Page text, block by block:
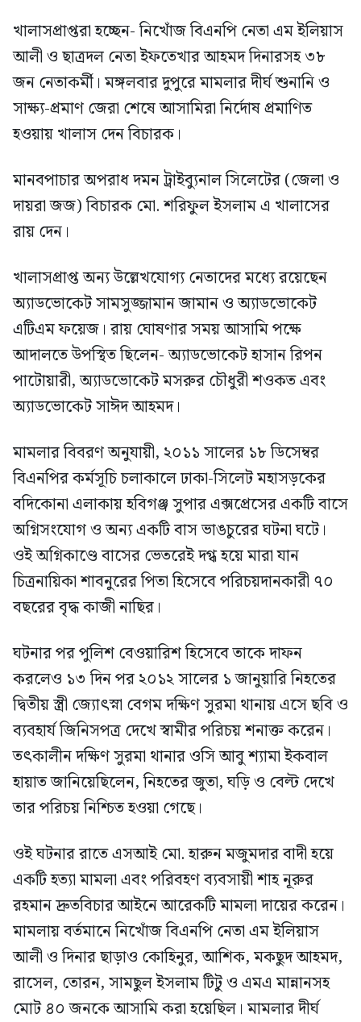
খালাসপ্রাপ্তরা হচ্ছেন- নিখোঁজ বিএনপি নেতা এম ইলিয়াস
আলী ও ছাত্রদল নেতা ইফতেখার আহমদ দিনারসহ ৩৮
জন নেতাকর্মী। মঙ্গলবার দুপুরে মামলার দীর্ঘ শুনানি ও
সাক্ষ্য-প্রমাণ জেরা শেষে আসামিরা নির্দোষ প্রমাণিত
হওয়ায় খালাস দেন বিচারক।
মানবপাচার অপরাধ দমন ট্রাইব্যুনাল সিলেটের (জেলা ও
দায়রা জজ) বিচারক মো. শরিফুল ইসলাম এ খালাসের
রায় দেন।
খালাসপ্রাপ্ত অন্য উল্লেখযোগ্য নেতাদের মধ্যে রয়েছেন
অ্যাডভোকেট সামসুজ্জামান জামান ও অ্যাডভোকেট
এটিএম ফয়েজ। রায় ঘোষণার সময় আসামি পক্ষে
আদালতে উপস্থিত ছিলেন- অ্যাডভোকেট হাসান রিপন
পাটোয়ারী, অ্যাডভোকেট মসরুর চৌধুরী শওকত এবং
অ্যাডভোকেট সাঈদ আহমদ।
মামলার বিবরণ অনুযায়ী, ২০১১ সালের ১৮ ডিসেম্বর
বিএনপির কর্মসূচি চলাকালে ঢাকা-সিলেট মহাসড়কের
বদিকোনা এলাকায় হবিগঞ্জ সুপার এক্সপ্রেসের একটি বাসে
অগ্নিসংযোগ ও অন্য একটি বাস ভাঙচুরের ঘটনা ঘটে।
ওই অগ্নিকাণ্ডে বাসের ভেতরেই দগ্ধ হয়ে মারা যান
চিত্রনায়িকা শাবনুরের পিতা হিসেবে পরিচয়দানকারী ৭০
বছরের বৃদ্ধ কাজী নাছির।
ঘটনার পর পুলিশ বেওয়ারিশ হিসেবে তাকে দাফন
করলেও ১৩ দিন পর ২০১২ সালের ১ জানুয়ারি নিহতের
দ্বিতীয় স্ত্রী জ্যোৎস্না বেগম দক্ষিণ সুরমা থানায় এসে ছবি ও
ব্যবহার্য জিনিসপত্র দেখে স্বামীর পরিচয় শনাক্ত করেন।
তৎকালীন দক্ষিণ সুরমা থানার ওসি আবু শ্যামা ইকবাল
হায়াত জানিয়েছিলেন, নিহতের জুতা, ঘড়ি ও বেল্ট দেখে
তার পরিচয় নিশ্চিত হওয়া গেছে।
ওই ঘটনার রাতে এসআই মো. হারুন মজুমদার বাদী হয়ে
একটি হত্যা মামলা এবং পরিবহণ ব্যবসায়ী শাহ নূরুর
রহমান দ্রুতবিচার আইনে আরেকটি মামলা দায়ের করেন।
মামলায় বর্তমানে নিখোঁজ বিএনপি নেতা এম ইলিয়াস
আলী ও দিনার ছাড়াও কোহিনুর, আশিক, মকছুদ আহমদ,
রাসেল, তোরন, সামছুল ইসলাম টিটু ও এমএ মান্নানসহ
মোট ৪০ জনকে আসামি করা হয়েছিল। মামলার দীর্ঘ